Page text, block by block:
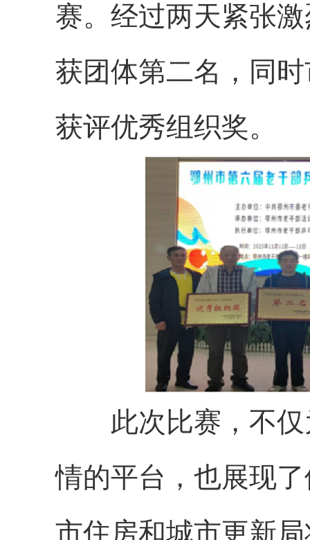
赛。经过两天紧张
获团体第二名，同
获评优秀组织奖。
此次比赛，不仅
情的平台，也展现
市住房和城市更新